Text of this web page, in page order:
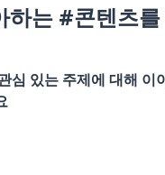
하는 #콘텐츠
심 있는 주제에 대해 이